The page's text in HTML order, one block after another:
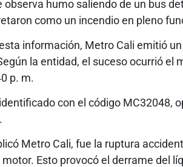
observa humo saliendo de un bus
como un incendio en pleno
información, Metro Cali emitió
la entidad, el suceso ocurrió el
p. m.
con el código MC32048,
Metro Cali, fue la ruptura
Esto provocó el derrame del